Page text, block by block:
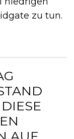
zu tun.
AUF